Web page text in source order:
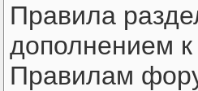
Правила
дополнением
Правилам